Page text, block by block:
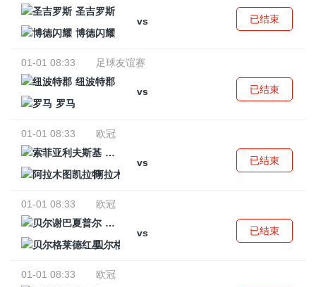
圣吉罗斯
vs
博德闪耀
已结束
01-01 08:33
足球友谊赛
纽波特郡
vs
罗马
已结束
01-01 08:33
欧冠
索菲亚利夫斯基
vs
阿拉木图凯拉特
已结束
01-01 08:33
欧冠
贝尔谢巴夏普尔
vs
贝尔格莱德红星
已结束
01-01 08:33
欧冠